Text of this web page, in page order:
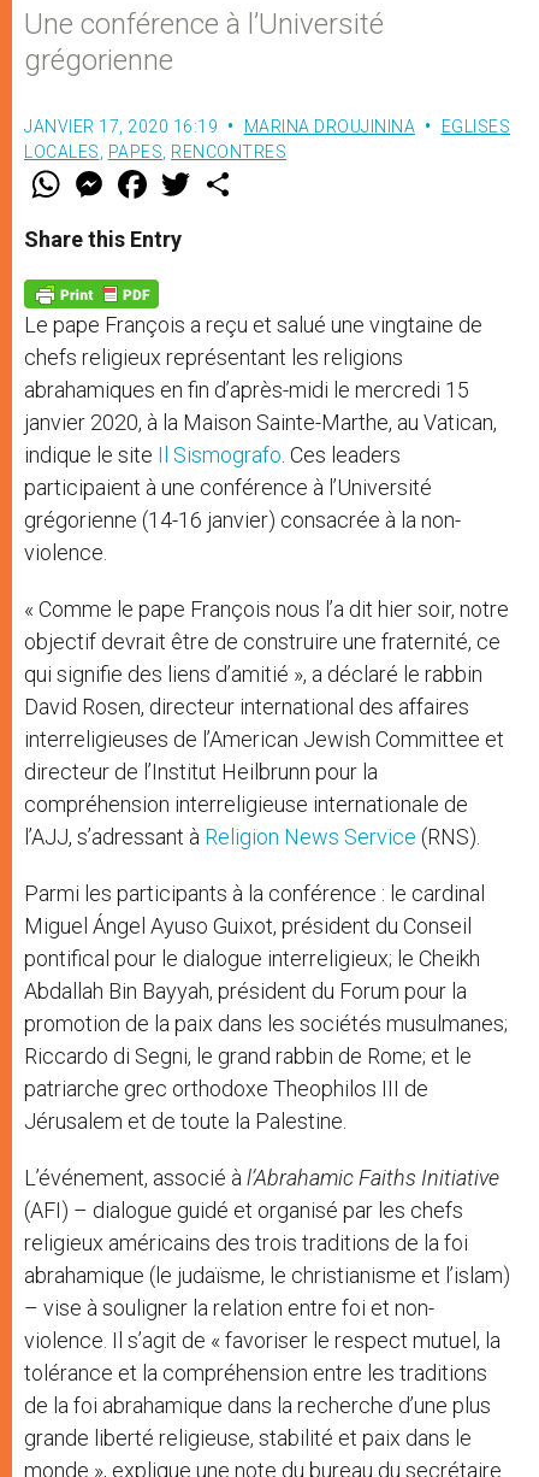
Une conférence à l’Université
grégorienne
JANVIER 17, 2020 16:19 MARINA DROUJININA
EGLISES
LOCALES
PAPES RENCONTRES
W
t
s
p
p
M
e
s
e
g
e
r
F
a
e
b
o
k
w
Share this Entry
Le pape François a reçu et salué une vingtaine de
chefs religieux représentant les religions
abrahamiques en fin d’après-midi le mercredi 15
janvier 2020, à la Maison Sainte-Marthe, au Vatican,
indique le site Il Sismografo . Ces leaders
participaient à une conférence à l’Université
grégorienne (14-16 janvier) consacrée à la non-
violence.
« Comme le pape François nous l’a dit hier soir, notre
objectif devrait être de construire une fraternité, ce
qui signifie des liens d’amitié », a déclaré le rabbin
David Rosen, directeur international des affaires
interreligieuses de l’American Jewish Committee et
directeur de l’Institut Heilbrunn pour la
compréhension interreligieuse internationale de
l’AJJ, s’adressant à Religion News Service (RNS).
Parmi les participants à la conférence : le cardinal
Miguel Ángel Ayuso Guixot, président du Conseil
pontifical pour le dialogue interreligieux; le Cheikh
Abdallah Bin Bayyah, président du Forum pour la
promotion de la paix dans les sociétés musulmanes;
Riccardo di Segni, le grand rabbin de Rome; et le
patriarche grec orthodoxe Theophilos III de
Jérusalem et de toute la Palestine.
L’événement, associé à l’Abrahamic Faiths Initiative
(AFI) – dialogue guidé et organisé par les chefs
religieux américains des trois traditions de la foi
abrahamique (le judaïsme, le christianisme et l’islam)
– vise à souligner la relation entre foi et non-
violence. Il s’agit de « favoriser le respect mutuel, la
tolérance et la compréhension entre les traditions
de la foi abrahamique dans la recherche d’une plus
grande liberté religieuse, stabilité et paix dans le
monde », explique une note du bureau du secrétaire